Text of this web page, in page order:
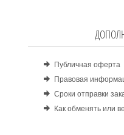
Публичная оферта
Правовая
Сроки отправки
Как обменять или